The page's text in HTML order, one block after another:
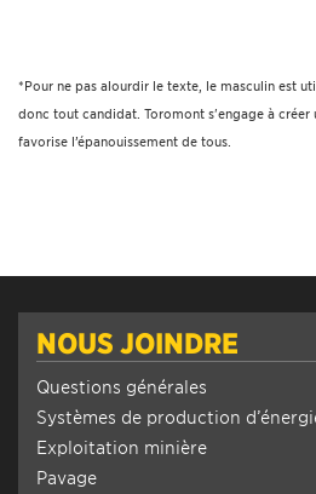
*Pour ne pas alourdir le texte, le masculin est
donc tout candidat. Toromont s'engage à créer
favorise l’épanouissement de tous.
NOUS JOINDRE
Questions générales
Systèmes de production
Exploitation minière
Pavage